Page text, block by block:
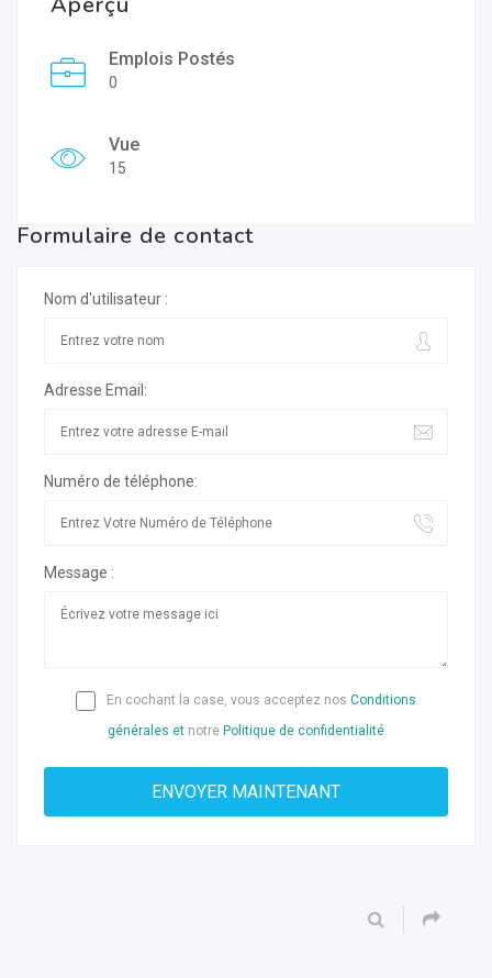
Emplois Postés
0
Vue
15
Formulaire de contact
Nom d'utilisateur :
Adresse Email:
Numéro de téléphone:
Message :
En cochant la case, vous acceptez nos Conditions
générales et notre Politique de confidentialité